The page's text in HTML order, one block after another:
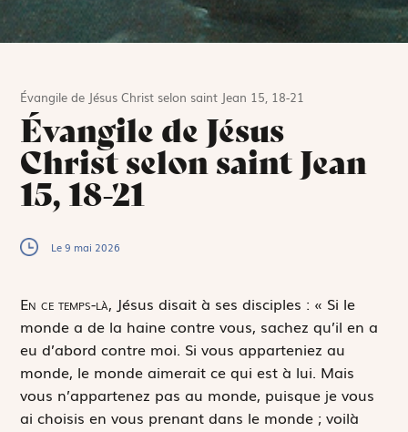
Évangile de Jésus Christ selon saint Jean 15, 18-21
Évangile de Jésus
Christ selon saint Jean
15, 18-21
Le 9 mai 2026
En ce temps-là, Jésus disait à ses disciples : « Si le
monde a de la haine contre vous, sachez qu’il en a
eu d’abord contre moi. Si vous apparteniez au
monde, le monde aimerait ce qui est à lui. Mais
vous n’appartenez pas au monde, puisque je vous
ai choisis en vous prenant dans le monde ; voilà